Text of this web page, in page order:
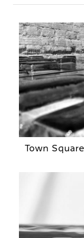
Town Square